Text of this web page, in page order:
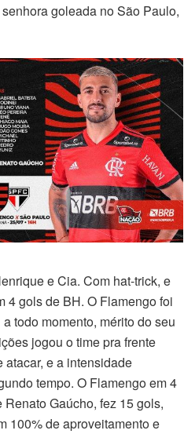
goleada no São Paulo,
e Cia. Com hat-trick, e
4 gols de BH. O Flamengo foi
todo momento, mérito do seu
jogou o time pra frente
atacar, e a intensidade
tempo. O Flamengo em 4
Gaúcho, fez 15 gols,
100% de aproveitamento e